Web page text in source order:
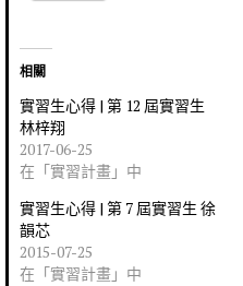
相關
實習生心得 | 第 12 屆實習生
林梓翔
2017-06-25
在「實習計畫」中
實習生心得 | 第 7 屆實習生 徐
韻芯
2015-07-25
在「實習計畫」中